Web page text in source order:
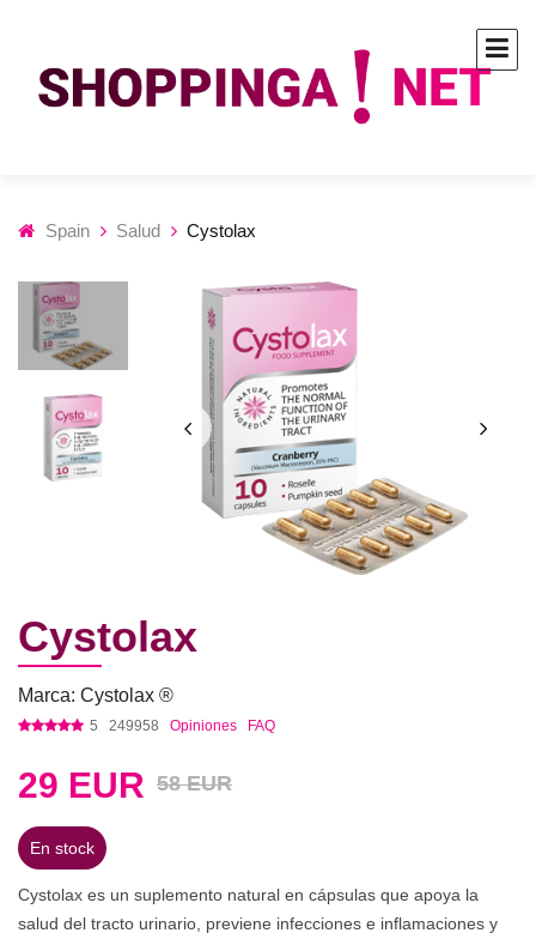
Spain Salud Cystolax
Cystolax
Marca: Cystolax ®
5 249958 Opiniones FAQ
29 EUR 58 EUR
En stock
Cystolax es un suplemento natural en cápsulas que apoya la
salud del tracto urinario, previene infecciones e inflamaciones y